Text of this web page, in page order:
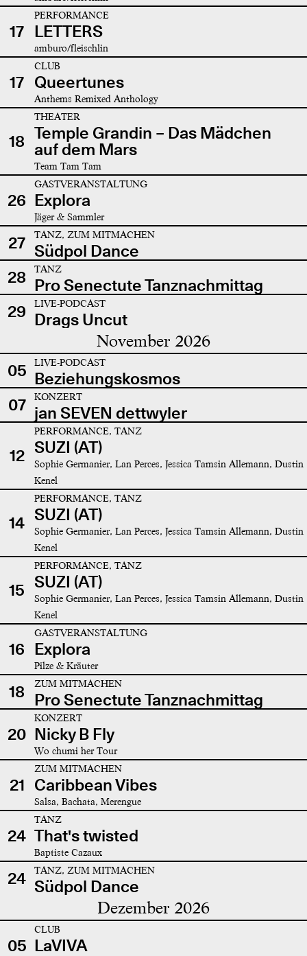
17
PERFORMANCE
LETTERS
amburo/fleischlin
17
CLUB
Queertunes
Anthems Remixed Anthology
18
THEATER
Temple Grandin – Das Mädchen
auf dem Mars
Team Tam Tam
26
GASTVERANSTALTUNG
Explora
Jäger & Sammler
27 TANZ, ZUM MITMACHEN
Südpol Dance
28
TANZ
Pro Senectute Tanznachmittag
29
LIVE-PODCAST
Drags Uncut
November 2026
05 LIVE-PODCAST
Beziehungskosmos
07
KONZERT
jan SEVEN dettwyler
12
PERFORMANCE, TANZ
SUZI (AT)
Sophie Germanier, Lan Perces, Jessica Tamsin Allemann, Dustin
Kenel
14
PERFORMANCE, TANZ
SUZI (AT)
Sophie Germanier, Lan Perces, Jessica Tamsin Allemann, Dustin
Kenel
15
PERFORMANCE, TANZ
SUZI (AT)
Sophie Germanier, Lan Perces, Jessica Tamsin Allemann, Dustin
Kenel
16
GASTVERANSTALTUNG
Explora
Pilze & Kräuter
18 ZUM MITMACHEN
Pro Senectute Tanznachmittag
20
KONZERT
Nicky B Fly
Wo chumi her Tour
21
ZUM MITMACHEN
Caribbean Vibes
Salsa, Bachata, Merengue
24
TANZ
That's twisted
Baptiste Cazaux
24 TANZ, ZUM MITMACHEN
Südpol Dance
Dezember 2026
05
CLUB
LaVIVA